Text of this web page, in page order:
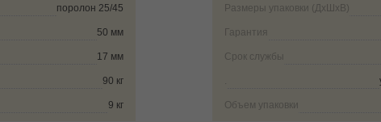
поролон 25/45
50 мм
17 мм
90 кг
9 кг
Размеры упаковки (ДxШxВ)
Гарантия
Срок службы
.
Объем упаковки